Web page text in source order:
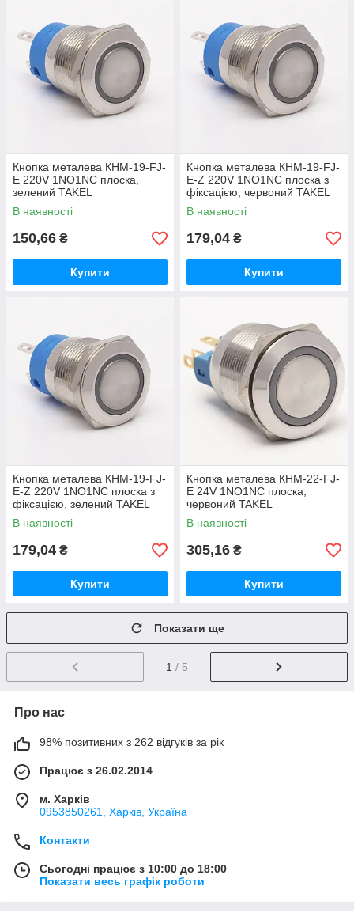
Кнопка металева КНМ-19-FJ-
E 220V 1NO1NC плоска,
зелений TAKEL
В наявності
150,66 ₴
Купити
Кнопка металева КНМ-19-FJ-
E-Z 220V 1NO1NC плоска з
фіксацією, червоний TAKEL
В наявності
179,04 ₴
Купити
Кнопка металева КНМ-19-FJ-
E-Z 220V 1NO1NC плоска з
фіксацією, зелений TAKEL
В наявності
179,04 ₴
Купити
Кнопка металева КНМ-22-FJ-
E 24V 1NO1NC плоска,
червоний TAKEL
В наявності
305,16 ₴
Купити
Показати ще
1 / 5
Про нас
98% позитивних з 262 відгуків за рік
Працює з 26.02.2014
м. Харків
0953850261, Харків, Україна
Контакти
Сьогодні працює з 10:00 до 18:00
Показати весь графік роботи